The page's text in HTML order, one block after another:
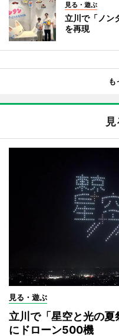
見る・遊ぶ
立川で「ノ
を再現
も
見る・遊ぶ
立川で「星空と光の
にドローン500機